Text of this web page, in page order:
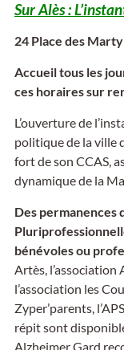
Sur Alès :
24 Place des
Accueil tous les
ces horaires sur
L’ouverture de
politique de la ville
fort de son CCAS,
dynamique de la
Des permanences
bénévoles ou
Artès, l’association
l’association les
Zyper’parents,
répit sont
Alzheimer Gard